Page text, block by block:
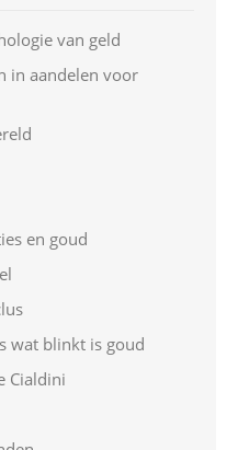
van geld
in aandelen voor
en goud
wat blinkt is goud
Cialdini